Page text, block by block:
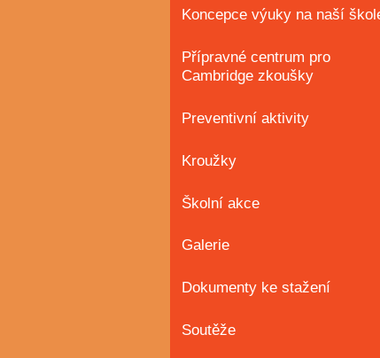
Koncepce výuky na naší
Přípravné centrum pro
Cambridge zkoušky
Preventivní aktivity
Kroužky
Školní akce
Galerie
Dokumenty ke stažení
Soutěže